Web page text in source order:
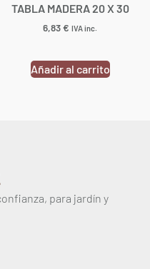
TABLA MADERA 20 X 30
6,83€ IVA inc.
Añadir al carrito
para jardín y